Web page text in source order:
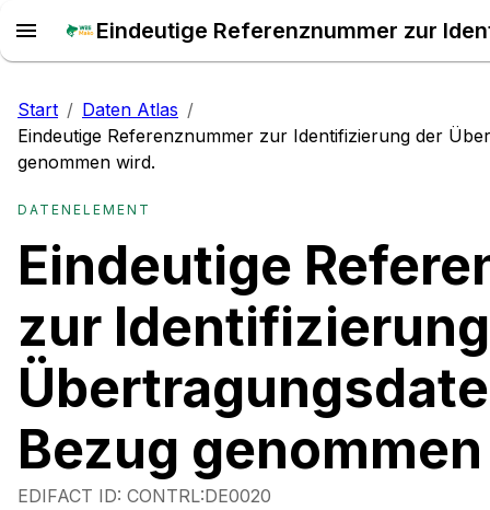
Start / Daten Atlas /
Eindeutige Referenznummer zur Identifizierung der
genommen wird.
DATENELEMENT
Eindeutige
zur
Bezug
EDIFACT ID: CONTRL:DE0020